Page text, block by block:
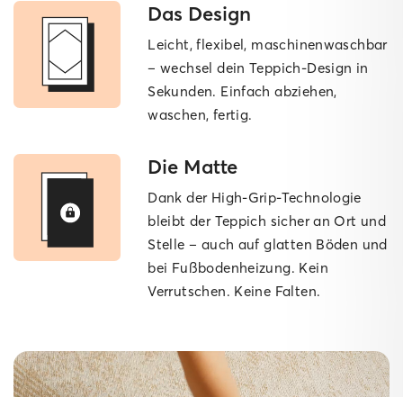
Das Design
Leicht, flexibel, maschinen­waschbar
– wechsel dein Teppich-Design in
Sekunden. Einfach abziehen,
waschen, fertig.
Die Matte
Dank der High-Grip-Technologie
bleibt der Teppich sicher an Ort und
Stelle – auch auf glatten Böden und
bei Fußbodenheizung. Kein
Verrutschen. Keine Falten.